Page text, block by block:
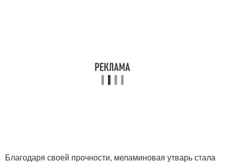
Благодаря своей прочности, меламиновая утварь стала